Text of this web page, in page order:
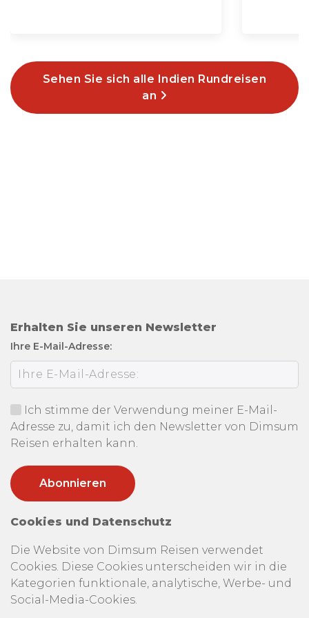
Sehen Sie sich alle Indien Rundreisen
an
Erhalten Sie unseren Newsletter
Ihre E-Mail-Adresse:
Ich stimme der Verwendung meiner E-Mail-
Adresse zu, damit ich den Newsletter von Dimsum
Reisen erhalten kann.
Cookies und Datenschutz
Die Website von Dimsum Reisen verwendet
Cookies. Diese Cookies unterscheiden wir in die
Kategorien funktionale, analytische, Werbe- und
Social-Media-Cookies.